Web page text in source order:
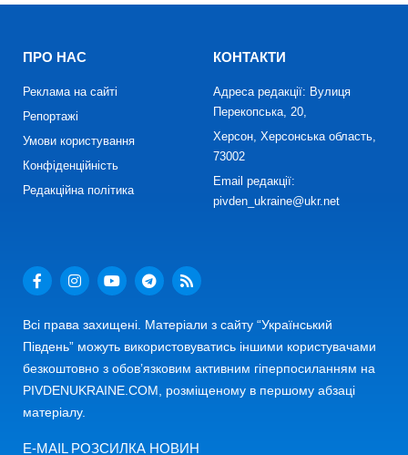
ПРО НАС
Реклама на сайті
Репортажі
Умови користування
Конфіденційність
Редакційна політика
КОНТАКТИ
Адреса редакції: Вулиця
Перекопська, 20,
Херсон, Херсонська область,
73002
Email редакції:
pivden_ukraine@ukr.net
Всі права захищені. Матеріали з сайту “Український
Південь” можуть використовуватись іншими користувачами
безкоштовно з обов’язковим активним гіперпосиланням на
PIVDENUKRAINE.COM, розміщеному в першому абзаці
матеріалу.
E-MAIL РОЗСИЛКА НОВИН